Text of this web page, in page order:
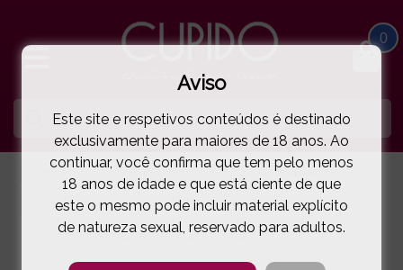
0
LINGERIE E ROUPA MULHER SWING | PARTY
COTTELLI COLLECTION
( 11-27103581E )
Aviso
Este site e respetivos conteúdos é destinado
exclusivamente para maiores de 18 anos. Ao
continuar, você confirma que tem pelo menos
18 anos de idade e que está ciente de que
este o mesmo pode incluir material explícito
de natureza sexual, reservado para adultos.